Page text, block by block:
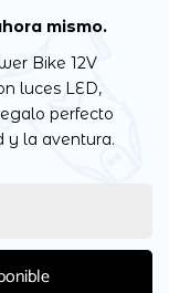
mismo.
Bike 12V
luces LED,
perfecto
y la aventura.